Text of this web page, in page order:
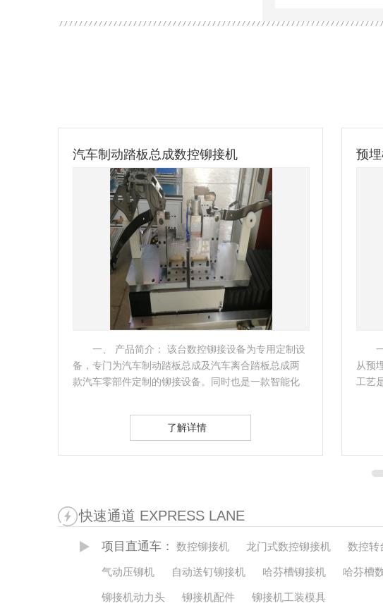
预埋槽道铆接机
一、产品名称：卧式自动铆接机二、产品简介：
从预埋槽道加工工序中使用预埋槽铆接机进行铆接的
工艺是很重要的一个环节，不管是管廊还是地铁隧道
了解详情
发生
介：
同时
快速通道 EXPRESS LANE
项目直通车： 数控铆接机 龙门式数控铆接机 数控转
气动压铆机 自动送钉铆接机 哈芬槽铆接机 哈芬槽
铆接机动力头 铆接机配件 铆接机工装模具